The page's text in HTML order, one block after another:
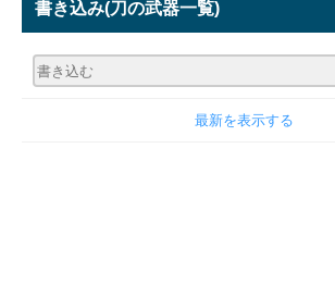
書き込み(刀の武器一覧)
最新を表示する